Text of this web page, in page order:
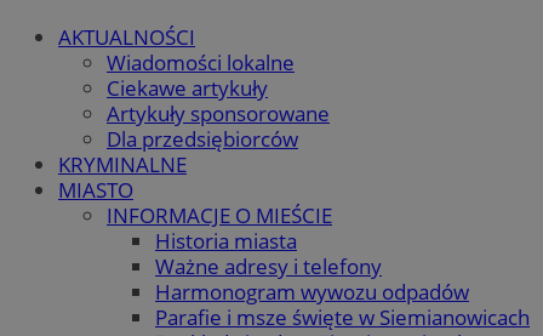
AKTUALNOŚCI
Wiadomości lokalne
Ciekawe artykuły
Artykuły sponsorowane
Dla przedsiębiorców
KRYMINALNE
MIASTO
INFORMACJE O MIEŚCIE
Historia miasta
Ważne adresy i telefony
Harmonogram wywozu odpadów
Parafie i msze święte w Siemianowicach